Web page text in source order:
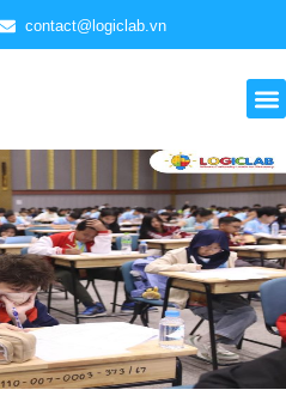
contact@logiclab.vn